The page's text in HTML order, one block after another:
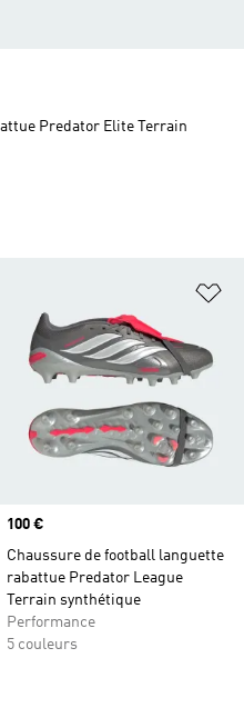
à la Liste de produits
Prix
100 €
Chaussure de football languette
rabattue Predator League
Terrain synthétique
Performance
5 couleurs
Predator Elite Terrain